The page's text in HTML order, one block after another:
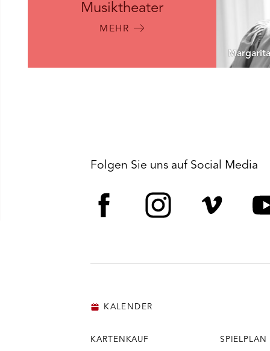
Musiktheater
MEHR
Folgen Sie uns auf Social Media
KALENDER
KARTENKAUF SPIELPLAN